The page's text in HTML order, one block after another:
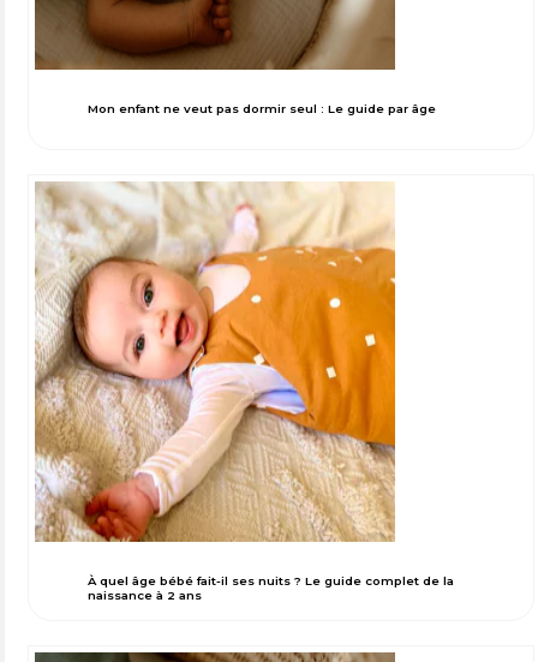
Mon enfant ne veut pas dormir seul : Le guide par âge
À quel âge bébé fait-il ses nuits ? Le guide complet de la
naissance à 2 ans